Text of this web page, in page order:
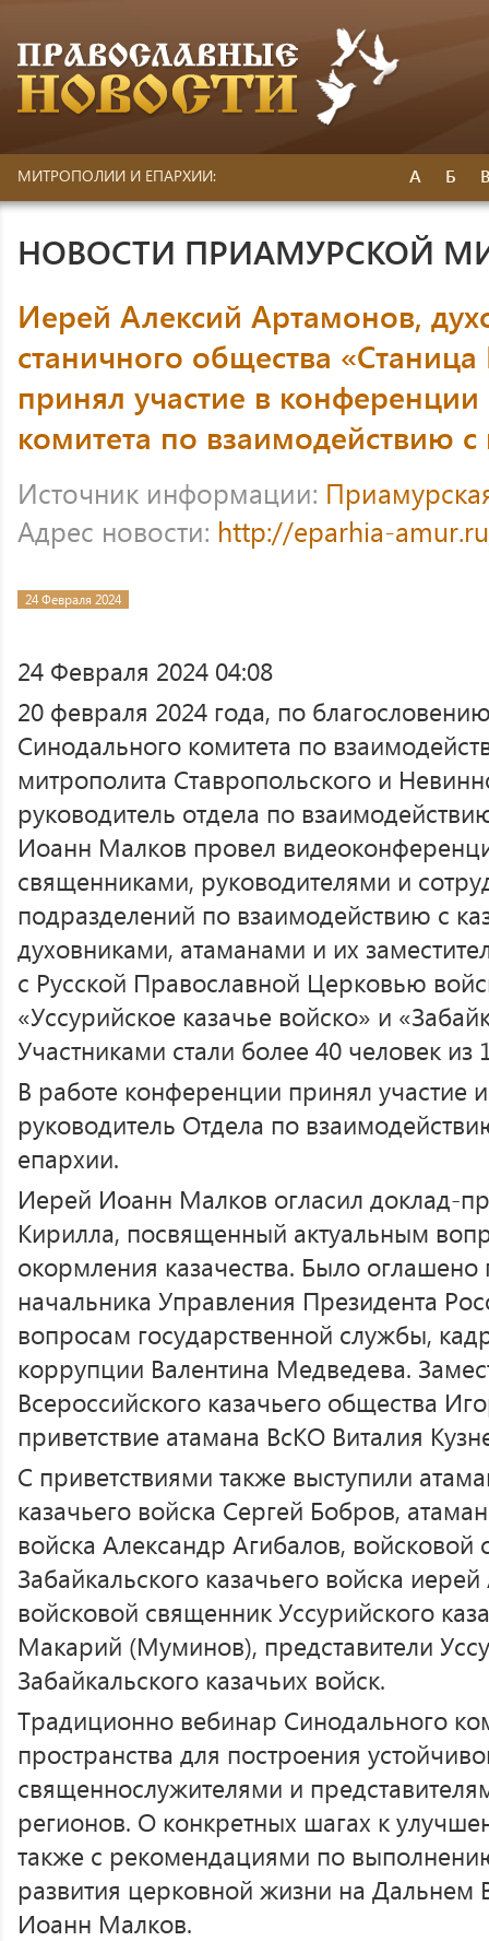
МИТРОПОЛИИ И ЕПАРХИИ: А Б
НОВОСТИ ПРИАМУРСКОЙ
Иерей Алексий Артамонов,
станичного общества «Станица
принял участие в
комитета по взаимодействию с
Источник информации:
Адрес новости: http://eparhia-
24 Февраля 2024
24 Февраля 2024 04:08
20 февраля 2024 года, по
Синодального комитета по
митрополита Ставропольского и
руководитель отдела по
Иоанн Малков провел
священниками, руководителями и
подразделений по взаимодействию с
духовниками, атаманами и их
с Русской Православной Церковью
«Уссурийское казачье войско» и
Участниками стали более 40 человек из
В работе конференции принял участие
руководитель Отдела по
епархии.
Иерей Иоанн Малков огласил доклад-
Кирилла, посвященный актуальным
окормления казачества. Было оглашено
начальника Управления Президента
вопросам государственной службы,
коррупции Валентина Медведева.
Всероссийского казачьего общества
приветствие атамана ВсКО Виталия
С приветствиями также выступили
казачьего войска Сергей Бобров,
войска Александр Агибалов, войсковой
Забайкальского казачьего войска
войсковой священник Уссурийского
Макарий (Муминов), представители
Забайкальского казачьих войск.
Традиционно вебинар Синодального
пространства для построения
священнослужителями и
регионов. О конкретных шагах к
также с рекомендациями по
развития церковной жизни на Дальнем
Иоанн Малков.